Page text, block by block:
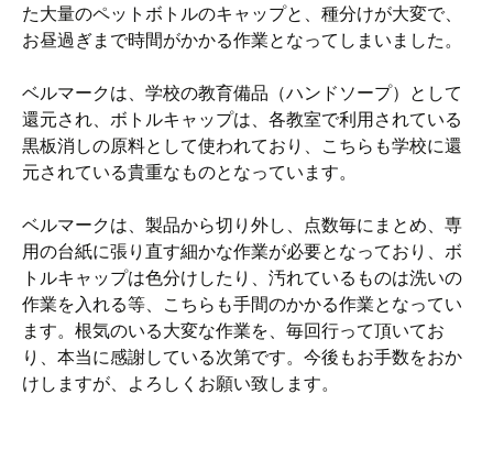
た大量のペットボトルのキャップと、種分けが大変で、
お昼過ぎまで時間がかかる作業となってしまいました。
ベルマークは、学校の教育備品（ハンドソープ）として
還元され、ボトルキャップは、各教室で利用されている
黒板消しの原料として使われており、こちらも学校に還
元されている貴重なものとなっています。
ベルマークは、製品から切り外し、点数毎にまとめ、専
用の台紙に張り直す細かな作業が必要となっており、ボ
トルキャップは色分けしたり、汚れているものは洗いの
作業を入れる等、こちらも手間のかかる作業となってい
ます。根気のいる大変な作業を、毎回行って頂いてお
り、本当に感謝している次第です。今後もお手数をおか
けしますが、よろしくお願い致します。